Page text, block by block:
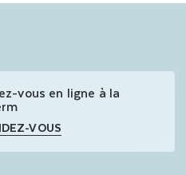
vous en ligne à la
VOUS